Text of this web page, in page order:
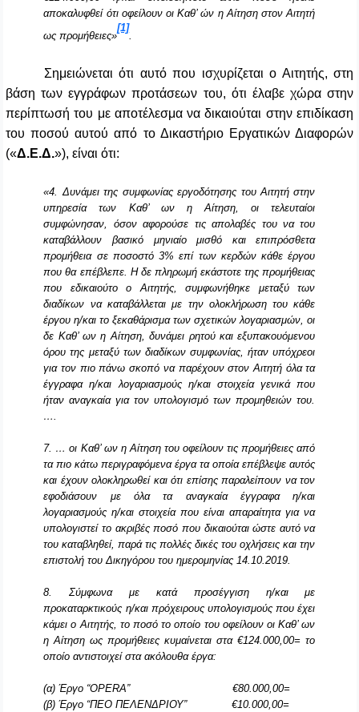
αποκαλυφθεί ότι οφείλουν οι Καθ’ ών η Αίτηση στον Αιτητή
ως προμήθειες»
[1]
.
Σημειώνεται ότι αυτό που ισχυρίζεται ο Αιτητής, στη
βάση των εγγράφων προτάσεων του, ότι έλαβε χώρα στην
περίπτωσή του με αποτέλεσμα να δικαιούται στην επιδίκαση
του ποσού αυτού από το Δικαστήριο Εργατικών Διαφορών
(«Δ.Ε.Δ.»), είναι ότι:
«4. Δυνάμει της συμφωνίας εργοδότησης του Αιτητή στην
υπηρεσία των Καθ’ ων η Αίτηση, οι τελευταίοι
συμφώνησαν, όσον αφορούσε τις απολαβές του να του
καταβάλλουν βασικό μηνιαίο μισθό και επιπρόσθετα
προμήθεια σε ποσοστό 3% επί των κερδών κάθε έργου
που θα επέβλεπε. Η δε πληρωμή εκάστοτε της προμήθειας
που εδικαιούτο ο Αιτητής, συμφωνήθηκε μεταξύ των
διαδίκων να καταβάλλεται με την ολοκλήρωση του κάθε
έργου η/και το ξεκαθάρισμα των σχετικών λογαριασμών, οι
δε Καθ’ ων η Αίτηση, δυνάμει ρητού και εξυπακουόμενου
όρου της μεταξύ των διαδίκων συμφωνίας, ήταν υπόχρεοι
για τον πιο πάνω σκοπό να παρέχουν στον Αιτητή όλα τα
έγγραφα η/και λογαριασμούς η/και στοιχεία γενικά που
ήταν αναγκαία για τον υπολογισμό των προμηθειών του.
….
7. … οι Καθ’ ων η Αίτηση του οφείλουν τις προμήθειες από
τα πιο κάτω περιγραφόμενα έργα τα οποία επέβλεψε αυτός
και έχουν ολοκληρωθεί και ότι επίσης παραλείπουν να τον
εφοδιάσουν με όλα τα αναγκαία έγγραφα η/και
λογαριασμούς η/και στοιχεία που είναι απαραίτητα για να
υπολογιστεί το ακριβές ποσό που δικαιούται ώστε αυτό να
του καταβληθεί, παρά τις πολλές δικές του οχλήσεις και την
επιστολή του Δικηγόρου του ημερομηνίας 14.10.2019.
8. Σύμφωνα με κατά προσέγγιση η/και με
προκαταρκτικούς η/και πρόχειρους υπολογισμούς που έχει
κάμει ο Αιτητής, το ποσό το οποίο του οφείλουν οι Καθ’ ων
η Αίτηση ως προμήθειες κυμαίνεται στα €124.000,00= το
οποίο αντιστοιχεί στα ακόλουθα έργα:
(α) Έργο “OPERA” €80.000,00=
(β) Έργο “ΠΕΟ ΠΕΛΕΝΔΡΙΟΥ” €10.000,00=